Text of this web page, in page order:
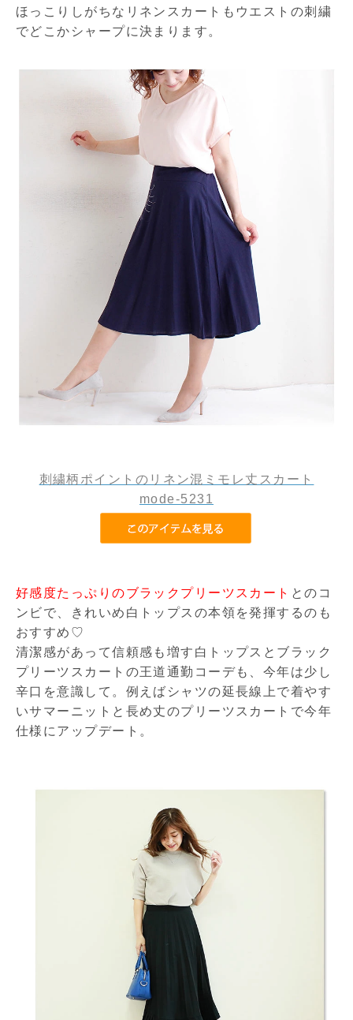
ほっこりしがちなリネンスカートもウエストの刺繍
でどこかシャープに決まります。
刺繍柄ポイントのリネン混ミモレ丈スカート
mode-5231
好感度たっぷりのブラックプリーツスカート とのコ
ンビで、きれいめ白トップスの本領を発揮するのも
おすすめ♡
清潔感があって信頼感も増す白トップスとブラック
プリーツスカートの王道通勤コーデも、今年は少し
辛口を意識して。例えばシャツの延長線上で着やす
いサマーニットと長め丈のプリーツスカートで今年
仕様にアップデート。